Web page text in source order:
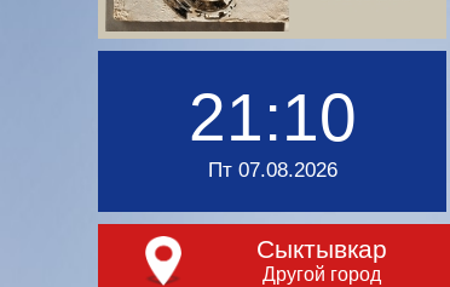
21:10
Пт 07.08.2026
Сыктывкар
Другой город